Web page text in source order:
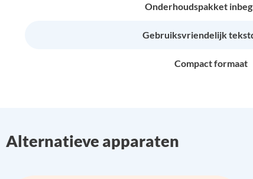
Onderhoudspakket
Gebruiksvriendelijk
Compact formaat
Alternatieve apparaten